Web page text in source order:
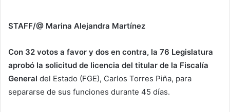
STAFF/@ Marina Alejandra Martínez
Con 32 votos a favor y dos en contra, la 76 Legislatura
aprobó la solicitud de licencia del titular de la Fiscalía
General del Estado (FGE), Carlos Torres Piña, para
separarse de sus funciones durante 45 días.